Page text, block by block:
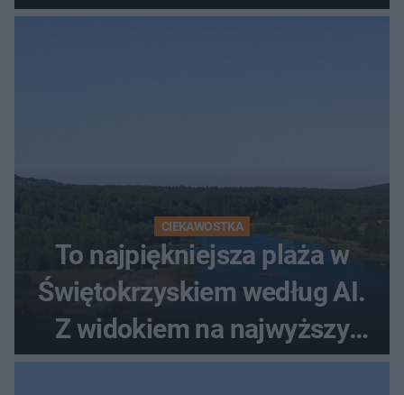
CIEKAWOSTKA
To najpiękniejsza plaża w
Świętokrzyskiem według AI.
Z widokiem na najwyższy
szczyt Gór Świętokrzyskich